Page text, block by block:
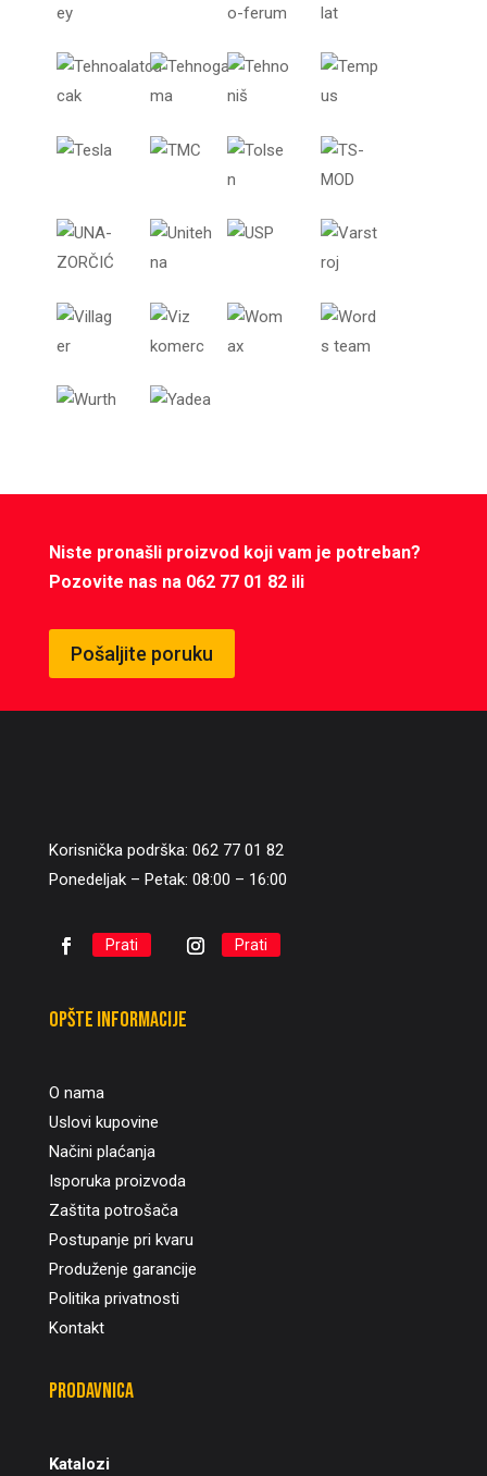
Niste pronašli proizvod koji vam je potreban?
Pozovite nas na 062 77 01 82 ili
Pošaljite poruku
Korisnička podrška: 062 77 01 82
Ponedeljak – Petak: 08:00 – 16:00
Prati Prati
Opšte informacije
O nama
Uslovi kupovine
Načini plaćanja
Isporuka proizvoda
Zaštita potrošača
Postupanje pri kvaru
Produženje garancije
Politika privatnosti
Kontakt
Prodavnica
Katalozi